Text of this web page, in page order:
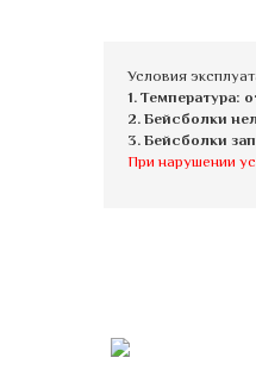
Условия
1. Температура:
2. Бейсболки
3. Бейсболки
При нарушении